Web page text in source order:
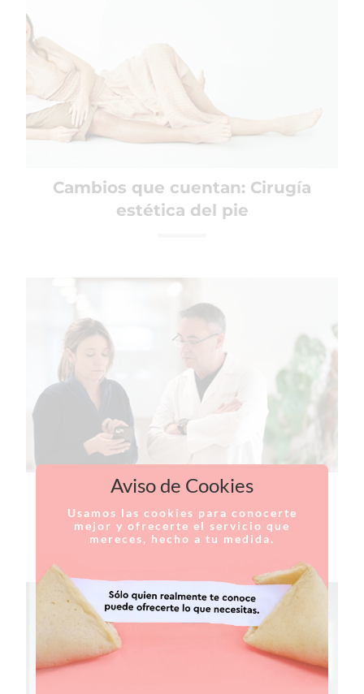
Cambios que cuentan: Cirugía
estética del pie
'Cambios que cuentan': el
linfedema
Aviso de Cookies
Usamos las cookies para conocerte
mejor y ofrecerte el servicio que
mereces, hecho a tu medida.